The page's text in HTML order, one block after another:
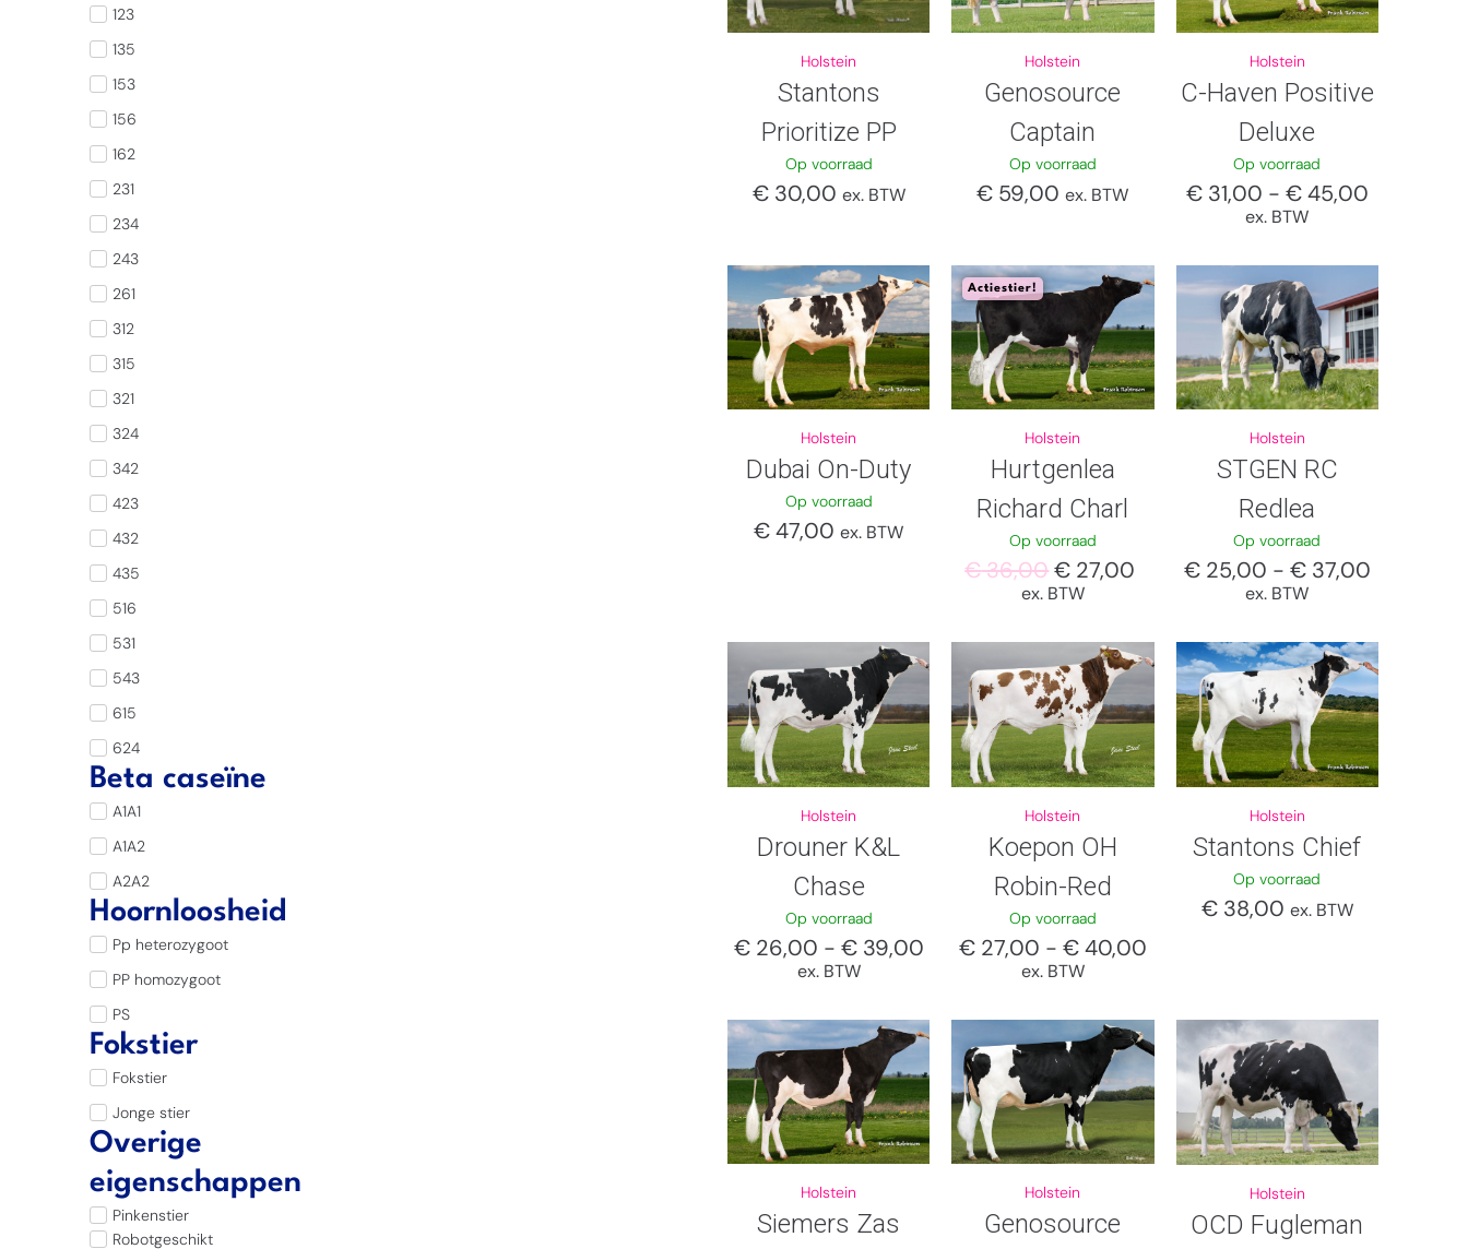
123
135
153
156
162
231
234
243
261
312
315
321
324
342
423
432
435
516
531
543
615
624
Beta caseïne
A1A1
A1A2
A2A2
Hoornloosheid
Pp heterozygoot
PP homozygoot
PS
Fokstier
Fokstier
Jonge stier
Overige
eigenschappen
Pinkenstier
Robotgeschikt
Holstein
Stantons
Prioritize PP
Op voorraad
€30,00 ex. BTW
Holstein
Genosource
Captain
Op voorraad
€ 59,00 ex. BTW
Holstein
C-Haven Positive
Deluxe
Op voorraad
€31,00 - €45,00
ex. BTW
Holstein
Dubai On-Duty
Op voorraad
€47,00 ex. BTW
Actiestier!
Holstein
Hurtgenlea
Richard Charl
Op voorraad
€36,00 € 27,00
ex. BTW
Holstein
STGEN RC
Redlea
Op voorraad
€25,00 - €37,00
ex. BTW
Holstein
Drouner K&L
Chase
Op voorraad
€26,00 - €39,00
ex. BTW
Holstein
Koepon OH
Robin-Red
Op voorraad
€27,00 - €40,00
ex. BTW
Holstein
Stantons Chief
Op voorraad
€38,00 ex. BTW
Holstein
Siemers Zas
Holstein
Genosource
Holstein
OCD Fugleman